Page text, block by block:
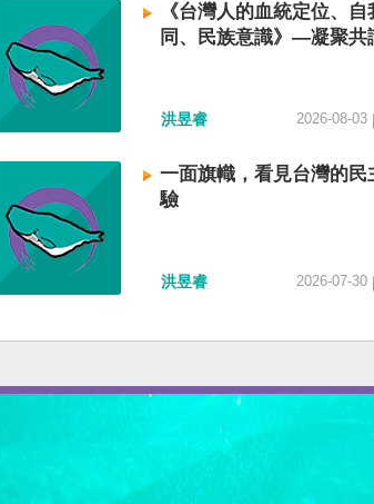
《台灣人的血統定位、自
同、民族意識》—凝聚共
洪昱睿 2026-08-03
一面旗幟，看見台灣的民
驗
洪昱睿 2026-07-30